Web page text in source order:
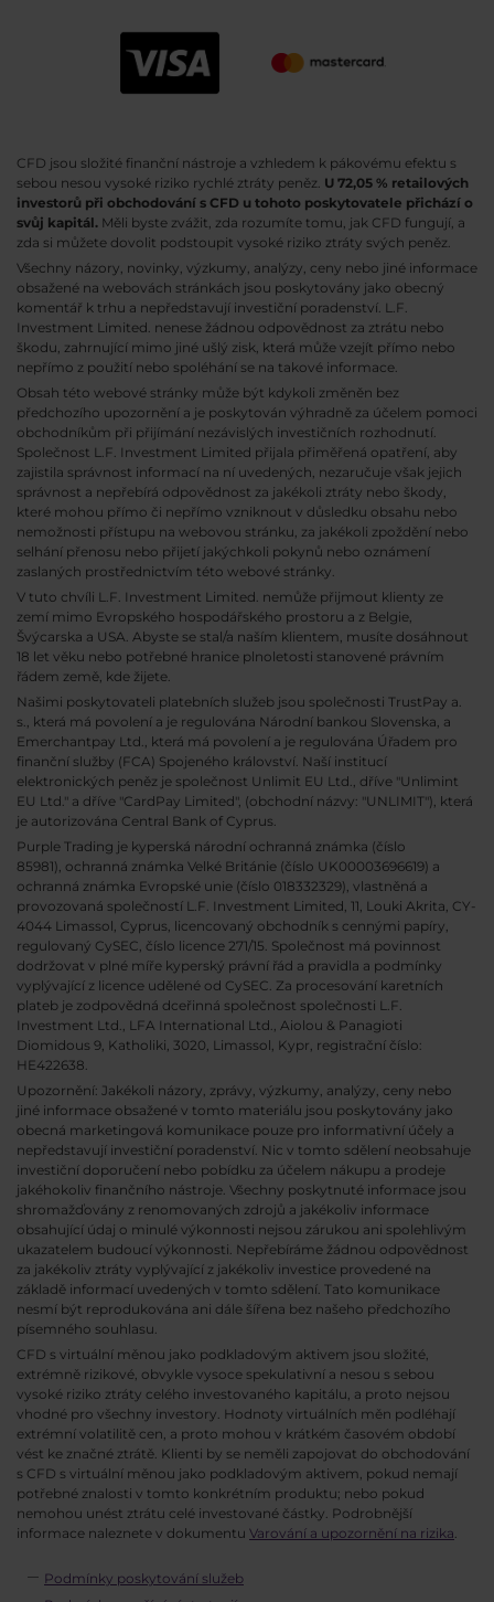
CFD jsou složité finanční nástroje a vzhledem k pákovému efektu s
sebou nesou vysoké riziko rychlé ztráty peněz. U 72,05 % retailových
investorů při obchodování s CFD u tohoto poskytovatele přichází o
svůj kapitál. Měli byste zvážit, zda rozumíte tomu, jak CFD fungují, a
zda si můžete dovolit podstoupit vysoké riziko ztráty svých peněz.
Všechny názory, novinky, výzkumy, analýzy, ceny nebo jiné informace
obsažené na webovách stránkách jsou poskytovány jako obecný
komentář k trhu a nepředstavují investiční poradenství. L.F.
Investment Limited. nenese žádnou odpovědnost za ztrátu nebo
škodu, zahrnující mimo jiné ušlý zisk, která může vzejít přímo nebo
nepřímo z použití nebo spoléhání se na takové informace.
Obsah této webové stránky může být kdykoli změněn bez
předchozího upozornění a je poskytován výhradně za účelem pomoci
obchodníkům při přijímání nezávislých investičních rozhodnutí.
Společnost L.F. Investment Limited přijala přiměřená opatření, aby
zajistila správnost informací na ní uvedených, nezaručuje však jejich
správnost a nepřebírá odpovědnost za jakékoli ztráty nebo škody,
které mohou přímo či nepřímo vzniknout v důsledku obsahu nebo
nemožnosti přístupu na webovou stránku, za jakékoli zpoždění nebo
selhání přenosu nebo přijetí jakýchkoli pokynů nebo oznámení
zaslaných prostřednictvím této webové stránky.
V tuto chvíli L.F. Investment Limited. nemůže přijmout klienty ze
zemí mimo Evropského hospodářského prostoru a z Belgie,
Švýcarska a USA. Abyste se stal/a naším klientem, musíte dosáhnout
18 let věku nebo potřebné hranice plnoletosti stanovené právním
řádem země, kde žijete.
Našimi poskytovateli platebních služeb jsou společnosti TrustPay a.
s., která má povolení a je regulována Národní bankou Slovenska, a
Emerchantpay Ltd., která má povolení a je regulována Úřadem pro
finanční služby (FCA) Spojeného království. Naší institucí
elektronických peněz je společnost Unlimit EU Ltd., dříve "Unlimint
EU Ltd." a dříve "CardPay Limited", (obchodní názvy: "UNLIMIT"), která
je autorizována Central Bank of Cyprus.
Purple Trading je kyperská národní ochranná známka (číslo
85981), ochranná známka Velké Británie (číslo UK00003696619) a
ochranná známka Evropské unie (číslo 018332329), vlastněná a
provozovaná společností L.F. Investment Limited, 11, Louki Akrita, CY-
4044 Limassol, Cyprus, licencovaný obchodník s cennými papíry,
regulovaný CySEC, číslo licence 271/15. Společnost má povinnost
dodržovat v plné míře kyperský právní řád a pravidla a podmínky
vyplývající z licence udělené od CySEC. Za procesování karetních
plateb je zodpovědná dceřinná společnost společnosti L.F.
Investment Ltd., LFA International Ltd., Aiolou & Panagioti
Diomidous 9, Katholiki, 3020, Limassol, Kypr, registrační číslo:
HE422638.
Upozornění: Jakékoli názory, zprávy, výzkumy, analýzy, ceny nebo
jiné informace obsažené v tomto materiálu jsou poskytovány jako
obecná marketingová komunikace pouze pro informativní účely a
nepředstavují investiční poradenství. Nic v tomto sdělení neobsahuje
investiční doporučení nebo pobídku za účelem nákupu a prodeje
jakéhokoliv finančního nástroje. Všechny poskytnuté informace jsou
shromažďovány z renomovaných zdrojů a jakékoliv informace
obsahující údaj o minulé výkonnosti nejsou zárukou ani spolehlivým
ukazatelem budoucí výkonnosti. Nepřebíráme žádnou odpovědnost
za jakékoliv ztráty vyplývající z jakékoliv investice provedené na
základě informací uvedených v tomto sdělení. Tato komunikace
nesmí být reprodukována ani dále šířena bez našeho předchozího
písemného souhlasu.
CFD s virtuální měnou jako podkladovým aktivem jsou složité,
extrémně rizikové, obvykle vysoce spekulativní a nesou s sebou
vysoké riziko ztráty celého investovaného kapitálu, a proto nejsou
vhodné pro všechny investory. Hodnoty virtuálních měn podléhají
extrémní volatilitě cen, a proto mohou v krátkém časovém období
vést ke značné ztrátě. Klienti by se neměli zapojovat do obchodování
s CFD s virtuální měnou jako podkladovým aktivem, pokud nemají
potřebné znalosti v tomto konkrétním produktu; nebo pokud
nemohou unést ztrátu celé investované částky. Podrobnější
informace naleznete v dokumentu Varování a upozornění na rizika.
Podmínky poskytování služeb